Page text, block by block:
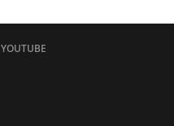
YOUTUBE